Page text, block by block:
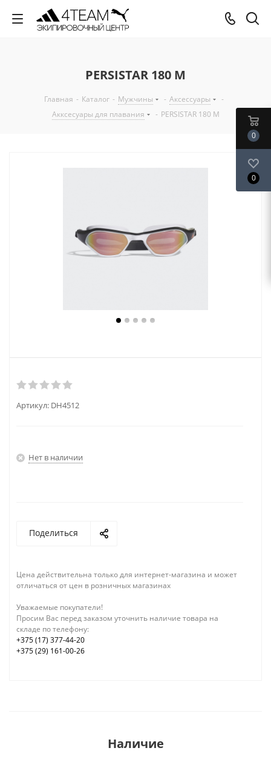
PERSISTAR 180 M
Главная - Каталог - Мужчины - Аксессуары
-
Акксесуары для плавания
- PERSISTAR 180 M
Артикул: DH4512
Нет в наличии
Поделиться
Цена действительна только для интернет-магазина и может
отличаться от цен в розничных магазинах
Уважаемые покупатели!
Просим Вас перед заказом уточнить наличие товара на
складе по телефону:
+375 (17) 377-44-20
+375 (29) 161-00-26
Наличие
0
0